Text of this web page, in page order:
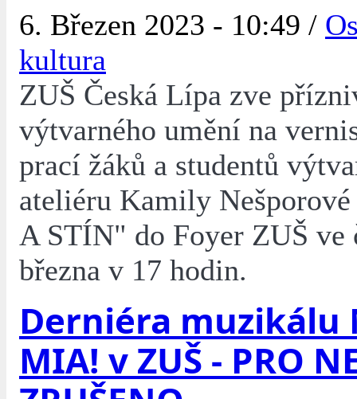
6. Březen 2023 - 10:49 /
kultura
ZUŠ Česká Lípa zve
výtvarného umění na
prací žáků a studentů
ateliéru Kamily
A STÍN" do Foyer ZUŠ ve
března v 17 hodin.
Derniéra muzikálu
MIA! v ZUŠ - PRO